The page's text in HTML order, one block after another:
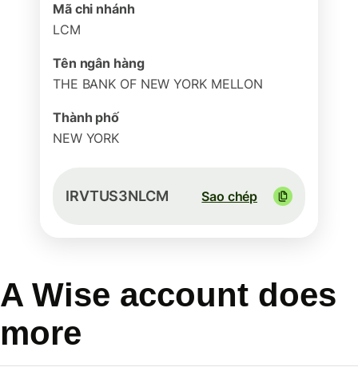
Mã chi nhánh
LCM
Tên ngân hàng
THE BANK OF NEW YORK MELLON
Thành phố
NEW YORK
IRVTUS3NLCM Sao chép
A Wise account does
more